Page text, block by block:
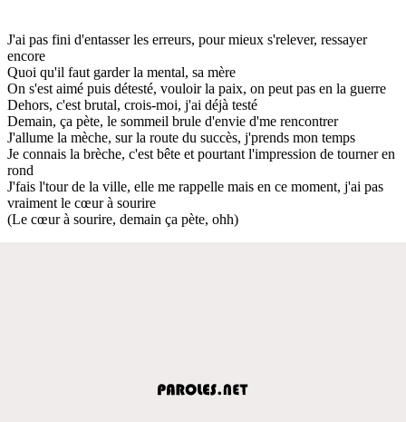
J'ai pas fini d'entasser les erreurs, pour mieux s'relever, ressayer
encore
Quoi qu'il faut garder la mental, sa mère
On s'est aimé puis détesté, vouloir la paix, on peut pas en la guerre
Dehors, c'est brutal, crois-moi, j'ai déjà testé
Demain, ça pète, le sommeil brule d'envie d'me rencontrer
J'allume la mèche, sur la route du succès, j'prends mon temps
Je connais la brèche, c'est bête et pourtant l'impression de tourner en
rond
J'fais l'tour de la ville, elle me rappelle mais en ce moment, j'ai pas
vraiment le cœur à sourire
(Le cœur à sourire, demain ça pète, ohh)